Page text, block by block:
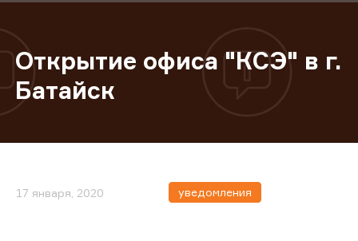
Открытие офиса "КСЭ" в г.
Батайск
17 января, 2020 уведомления